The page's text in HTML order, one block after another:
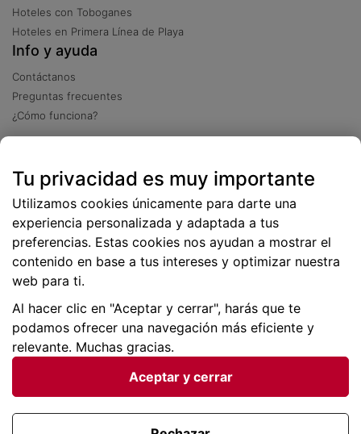
Hoteles con Toboganes
Hoteles en Primera Línea de Playa
Info y ayuda
Contáctanos
Preguntas frecuentes
¿Cómo funciona?
Más de 2 millones de descargas
Condiciones generales |Privacidad de datos | Política
Tu privacidad es muy importante
Utilizamos cookies únicamente para darte una
experiencia personalizada y adaptada a tus
preferencias. Estas cookies nos ayudan a mostrar el
contenido en base a tus intereses y optimizar nuestra
web para ti.
Al hacer clic en "Aceptar y cerrar", harás que te
podamos ofrecer una navegación más eficiente y
relevante. Muchas gracias.
Aceptar y cerrar